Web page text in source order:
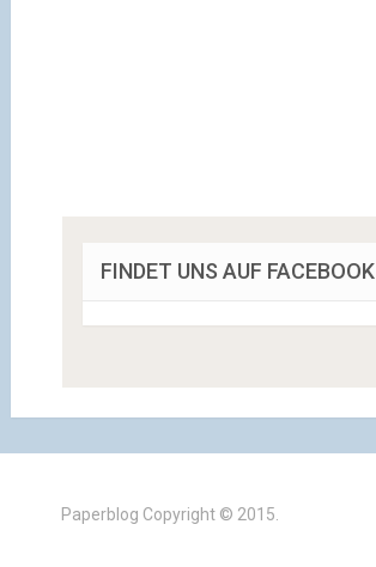
FINDET UNS AUF FACEBOOK
Paperblog Copyright © 2015.